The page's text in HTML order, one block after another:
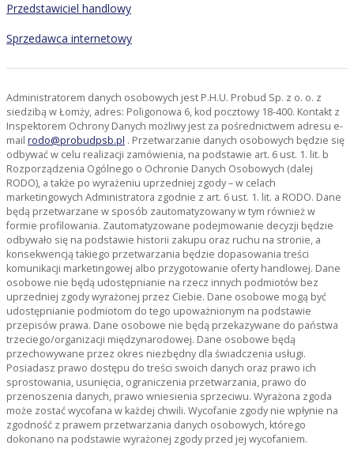
Przedstawiciel handlowy
Sprzedawca internetowy
Administratorem danych osobowych jest P.H.U. Probud Sp. z o. o. z
siedzibą w Łomży, adres: Poligonowa 6, kod pocztowy 18-400. Kontakt z
Inspektorem Ochrony Danych możliwy jest za pośrednictwem adresu e-
mail rodo@probudpsb.pl . Przetwarzanie danych osobowych będzie się
odbywać w celu realizacji zamówienia, na podstawie art. 6 ust. 1. lit. b
Rozporządzenia Ogólnego o Ochronie Danych Osobowych (dalej
RODO), a także po wyrażeniu uprzedniej zgody – w celach
marketingowych Administratora zgodnie z art. 6 ust. 1. lit. a RODO. Dane
będą przetwarzane w sposób zautomatyzowany w tym również w
formie profilowania. Zautomatyzowane podejmowanie decyzji będzie
odbywało się na podstawie historii zakupu oraz ruchu na stronie, a
konsekwencją takiego przetwarzania będzie dopasowania treści
komunikacji marketingowej albo przygotowanie oferty handlowej. Dane
osobowe nie będą udostępnianie na rzecz innych podmiotów bez
uprzedniej zgody wyrażonej przez Ciebie. Dane osobowe mogą być
udostępnianie podmiotom do tego upoważnionym na podstawie
przepisów prawa. Dane osobowe nie będą przekazywane do państwa
trzeciego/organizacji międzynarodowej. Dane osobowe będą
przechowywane przez okres niezbędny dla świadczenia usługi.
Posiadasz prawo dostępu do treści swoich danych oraz prawo ich
sprostowania, usunięcia, ograniczenia przetwarzania, prawo do
przenoszenia danych, prawo wniesienia sprzeciwu. Wyrażona zgoda
może zostać wycofana w każdej chwili. Wycofanie zgody nie wpłynie na
zgodność z prawem przetwarzania danych osobowych, którego
dokonano na podstawie wyrażonej zgody przed jej wycofaniem.